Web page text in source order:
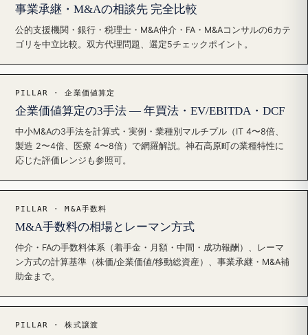
事業承継・M&Aの相談先 完全比較
公的支援機関・銀行・税理士・M&A仲介・FA・M&Aコンサルの6カテ
ゴリを中立比較。双方代理問題、選定5チェックポイント。
PILLAR · 企業価値算定
企業価値算定の3手法 — 年買法・EV/EBITDA・DCF
中小M&Aの3手法を計算式・実例・業種別マルチプル（IT 4〜8倍、
製造 2〜4倍、医療 4〜8倍）で網羅解説。神石高原町の業種特性に
応じた評価レンジも参照可。
PILLAR · M&A手数料
M&A手数料の相場とレーマン方式
仲介・FAの手数料体系（着手金・月額・中間・成功報酬）、レーマ
ン方式の計算基準（株価/企業価値/移動総資産）、事業承継・M&A補
助金まで。
PILLAR · 株式譲渡